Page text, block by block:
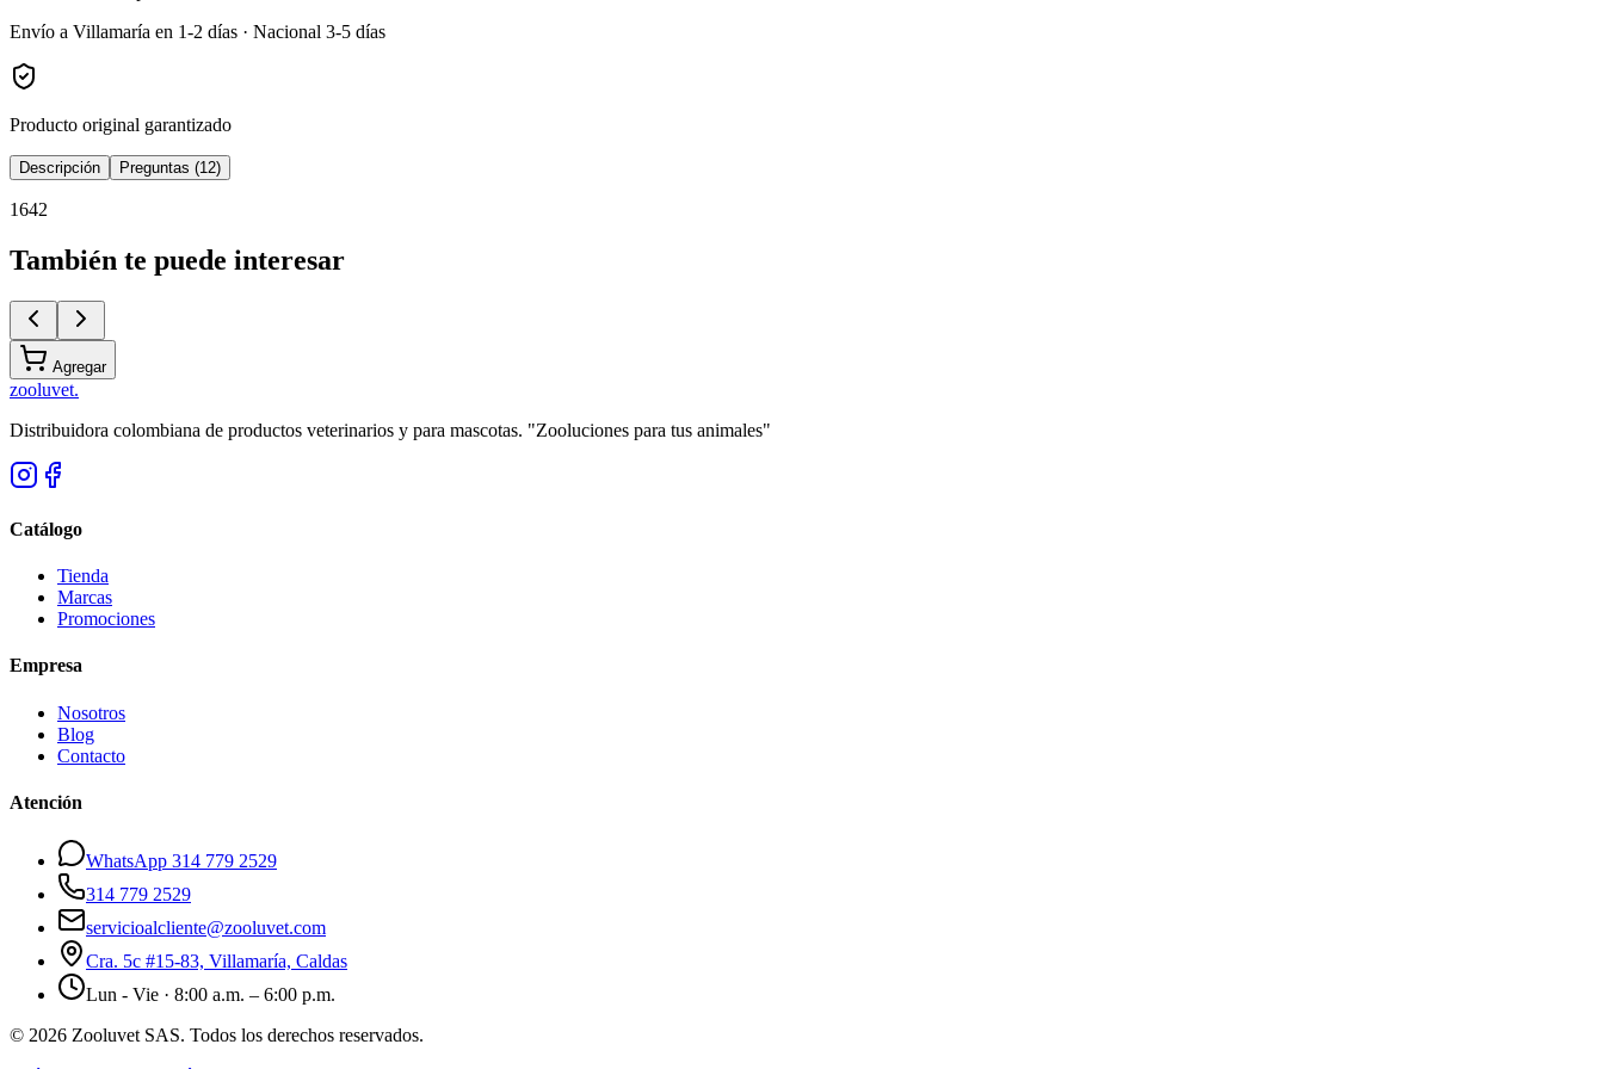
Envío a Villamaría en 1-2 días · Nacional 3-5 días
Producto original garantizado
Descripción Preguntas (12)
1642
También te puede interesar
Agregar
zooluvet.
Distribuidora colombiana de productos veterinarios y para mascotas. "Zooluciones para tus animales"
Catálogo
Tienda
Marcas
Promociones
Empresa
Nosotros
Blog
Contacto
Atención
WhatsApp 314 779 2529
314 779 2529
servicioalcliente@zooluvet.com
Cra. 5c #15-83, Villamaría, Caldas
Lun - Vie · 8:00 a.m. – 6:00 p.m.
© 2026 Zooluvet SAS. Todos los derechos reservados.